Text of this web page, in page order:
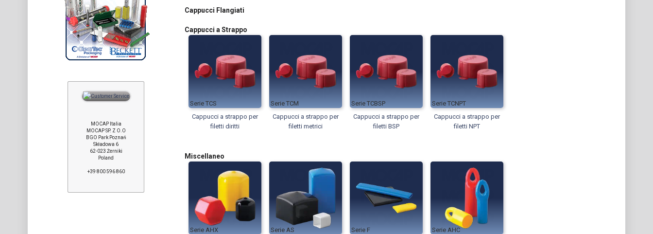
Cappucci Flangiati
Cappucci a Strappo
TCS
Cappucci a strappo per
filetti diritti
TCM
Cappucci a strappo per
filetti metrici
TCBSP
Cappucci a strappo per
filetti BSP
TCNPT
Cappucci a strappo per
filetti NPT
Miscellaneo
AHX
AS
F
AHC
MOCAP Italia
MOCAP SP. Z O.O
BGO Park Poznań
Składowa 6
62-023 Żerniki
Poland
+39 800 596 860